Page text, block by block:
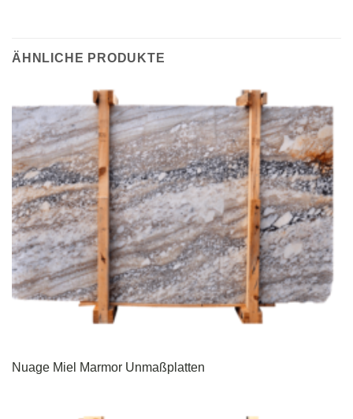
ÄHNLICHE PRODUKTE
Nuage Miel Marmor Unmaßplatten